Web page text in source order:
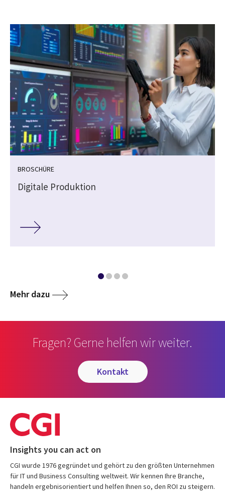
BROSCHÜRE
Digitale Produktion
Mehr dazu
Fragen? Gerne helfen wir weiter.
kontakt
Insights you can act on
CGI wurde 1976 gegründet und gehört zu den größten Unternehmen
für IT und Business Consulting weltweit. Wir kennen Ihre Branche,
handeln ergebnisorientiert und helfen Ihnen so, den ROI zu steigern.